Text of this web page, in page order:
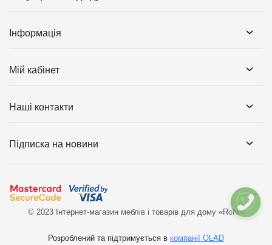
Інформація
Мій кабінет
Наші контакти
Підписка на новини
© 2023 Інтернет-магазин меблів і товарів для дому «RoNi»
Розроблений та підтримується в компанії OLAD